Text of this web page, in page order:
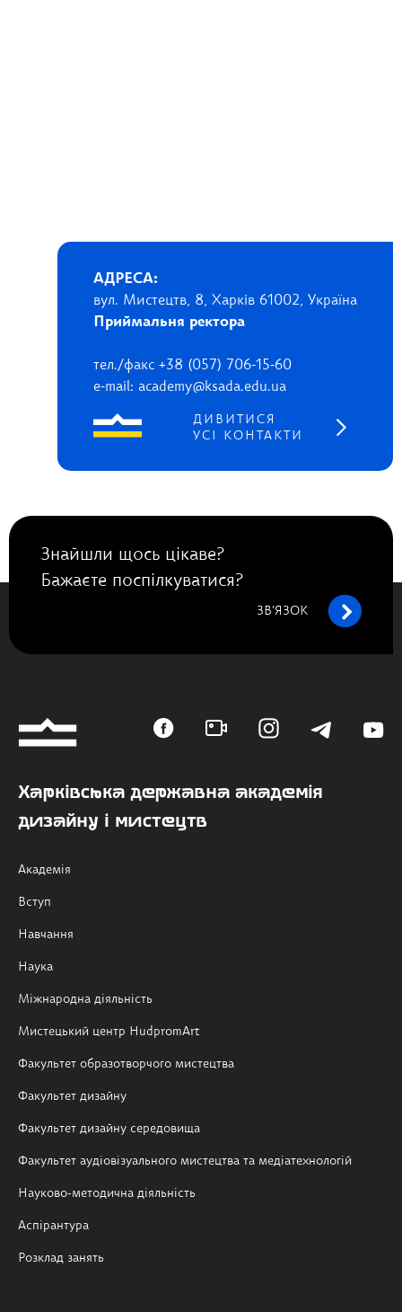
АДРЕСА:
вул. Мистецтв, 8, Харків 61002, Україна
Приймальня ректора
тел./факс +38 (057) 706-15-60
e-mail: academy@ksada.edu.ua
ДИВИТИСЯ
УСІ КОНТАКТИ
Знайшли щось цікаве?
Бажаєте поспілкуватися?
ЗВ’ЯЗОК
Харківська державна академія
дизайну і мистецтв
Академія
Вступ
Навчання
Наука
Міжнародна діяльність
Мистецький центр HudpromArt
Факультет образотворчого мистецтва
Факультет дизайну
Факультет дизайну середовища
Факультет аудіовізуального мистецтва та медіатехнологій
Науково-методична діяльність
Аспірантура
Розклад занять